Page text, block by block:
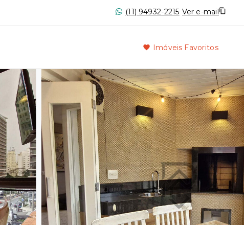
(11) 94932-2215 Ver e-mail
Imóveis Favoritos